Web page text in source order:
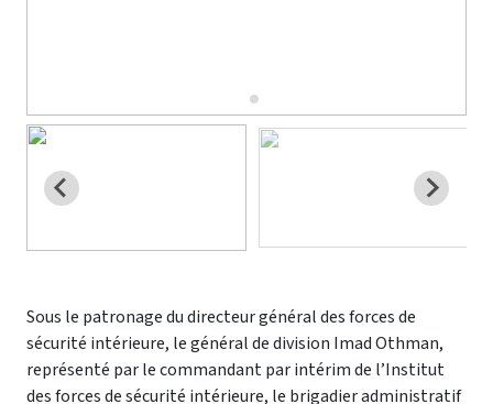
Sous le patronage du directeur général des forces de
sécurité intérieure, le général de division Imad Othman,
représenté par le commandant par intérim de l’Institut
des forces de sécurité intérieure, le brigadier administratif